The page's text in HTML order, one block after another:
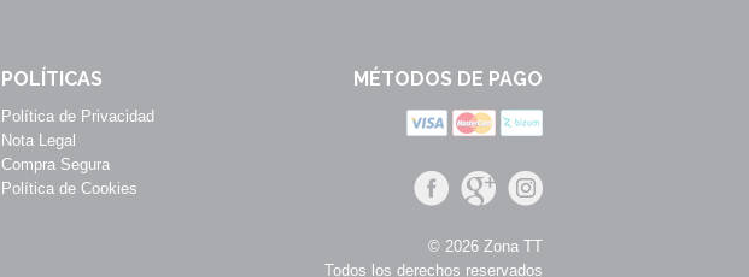
POLÍTICAS
Política de Privacidad
Nota Legal
Compra Segura
Política de Cookies
MÉTODOS DE PAGO
© 2026 Zona TT
Todos los derechos reservados